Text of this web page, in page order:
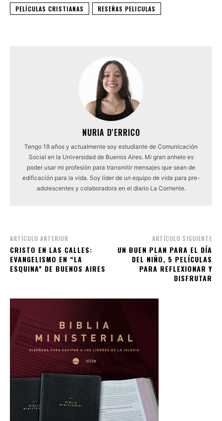
PELÍCULAS CRISTIANAS RESEÑAS PELICULAS
NURIA D'ERRICO
Tengo 19 años y actualmente soy estudiante de Comunicación
Social en la Universidad de Buenos Aires. Mi gran anhelo es
poder usar mi profesión para transmitir mensajes que sean de
edificación para la vida. Soy líder de un equipo de vida para pre-
adolescentes y colaboradora en el diario La Corriente.
ARTÍCULO ANTERIOR
CRISTO EN LAS CALLES:
EVANGELISMO EN “LA
ESQUINA” DE BUENOS AIRES
ARTÍCULO SIGUIENTE
UN BUEN PLAN PARA EL DÍA
DEL NIÑO, 5 PELÍCULAS
PARA REFLEXIONAR Y
DISFRUTAR